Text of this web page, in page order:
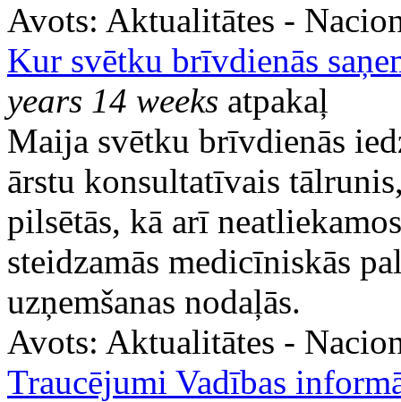
Avots: Aktualitātes -
Kur svētku brīvdienās
years 14 weeks atpakaļ
Maija svētku brīvdienās
ārstu konsultatīvais
pilsētās, kā arī
steidzamās medicīniskās
uzņemšanas nodaļās.
Avots: Aktualitātes -
Traucējumi Vadības